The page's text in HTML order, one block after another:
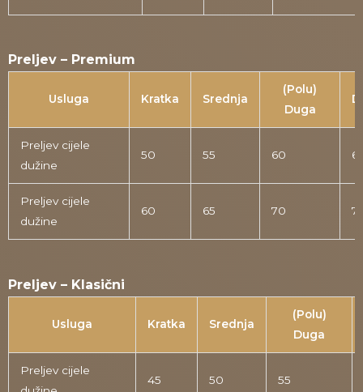
Preljev – Premium
Usluga Kratka Srednja
(Polu)
Duga
Preljev cijele
dužine
50 55 60
Preljev cijele
dužine
60 65 70
Preljev – Klasični
Usluga Kratka Srednja
(Polu)
Duga
Preljev cijele
45 50 55